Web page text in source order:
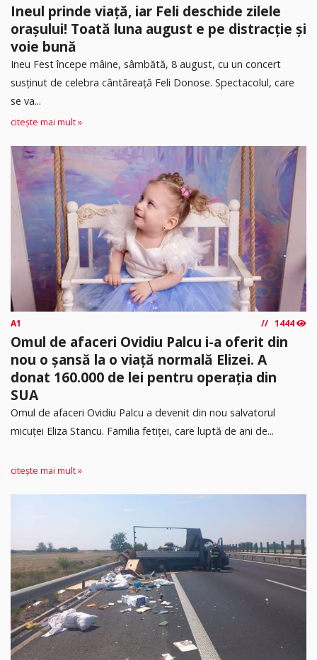
Ineul prinde viață, iar Feli deschide zilele
orașului! Toată luna august e pe distracție și
voie bună
Ineu Fest începe mâine, sâmbătă, 8 august, cu un concert
susținut de celebra cântăreață Feli Donose. Spectacolul, care
se va...
citește mai mult »
A1 1444
Omul de afaceri Ovidiu Palcu i-a oferit din
nou o șansă la o viață normală Elizei. A
donat 160.000 de lei pentru operația din
SUA
Omul de afaceri Ovidiu Palcu a devenit din nou salvatorul
micuței Eliza Stancu. Familia fetiței, care luptă de ani de...
citește mai mult »